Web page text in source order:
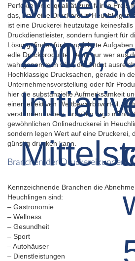
Perfekte Druckqualität zum fairen Preis
das, was eine Druckerei in Heuchlingen
ist eine Druckerei heutzutage keinesfalls
Druckdienstleister, sondern fungiert für
Lösungsfinder für komplizierte
edle Druckprodukte. Denn nur wer aus
wahrgenommen wird, der findet
Hochklassige Drucksachen, gerade in
Unternehmensvorstellung oder für
hier die substanzielle Aufmerksamkeit
einen effektiven Wettbewerbsvorteil.
verstanden haben, arbeiten ergo
gewöhnlichen Onlinedruckerei in
sondern legen Wert auf eine Druckerei,
günstig drucken kann.
Branchen der Druckereikunden
Kennzeichnende Branchen die
Heuchlingen sind:
– Gastronomie
– Wellness
– Gesundheit
– Sport
– Autohäuser
– Dienstleistungen